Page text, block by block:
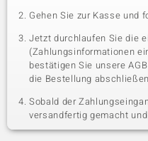
Gehen Sie zur Kasse und
Jetzt durchlaufen Sie die
(Zahlungsinformationen
bestätigen Sie unsere
die Bestellung
Sobald der
versandfertig gemacht